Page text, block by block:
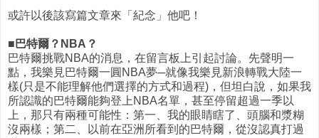
或許以後該寫篇文章來「紀念」他吧！
■巴特爾？NBA？
巴特爾挑戰NBA的消息，在留言板上引起討論。先聲明一
點，我樂見巴特爾一圓NBA夢─就像我樂見新浪轉戰大陸一
樣(只是不能理解他們選擇的方式和過程)，但坦白說，如果我
所認識的巴特爾能夠登上NBA名單，甚至停留超過一季以
上，那只有兩種可能性：第一、我的眼睛瞎了、頭腦和漿糊
沒兩樣；第二、以前在亞洲所看到的巴特爾，從沒認真打過